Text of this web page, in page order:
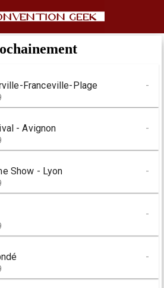
Franceville-Plage -
- Avignon -
Show - Lyon -
-
-